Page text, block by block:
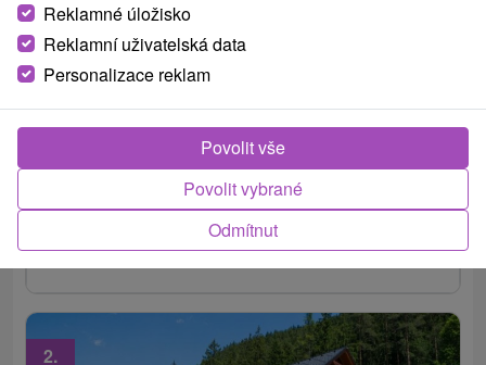
Pobyt v horském hotelu s nádechem
francouzských Alp: Dokonalý odpočinek a
wellness zážitek pod Chopkem
★★★★Jasná
Polopenze
Ubytování, polopenze a vstup do jednoho z
nejlepších wellness center na Slovensku –
plavecký bazén, vířivky, saunový svět i dětská
2.
Reklamné úložisko
Reklamní uživatelská data
Personalizace reklam
Odmítnut
Povolit vybrané
Povolit vše